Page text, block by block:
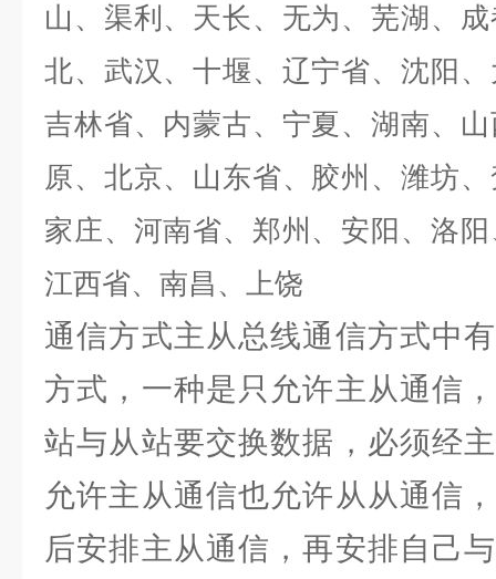
山、渠利、天长、无为、芜湖、
北、武汉、十堰、辽宁省、沈阳
吉林省、内蒙古、宁夏、湖南、
原、北京、山东省、胶州、潍坊
家庄、河南省、郑州、安阳、洛
江西省、南昌、上饶
通信方式主从总线通信方式中
方式，一种是只允许主从通信
站与从站要交换数据，必须经
允许主从通信也允许从从通信
后安排主从通信，再安排自己